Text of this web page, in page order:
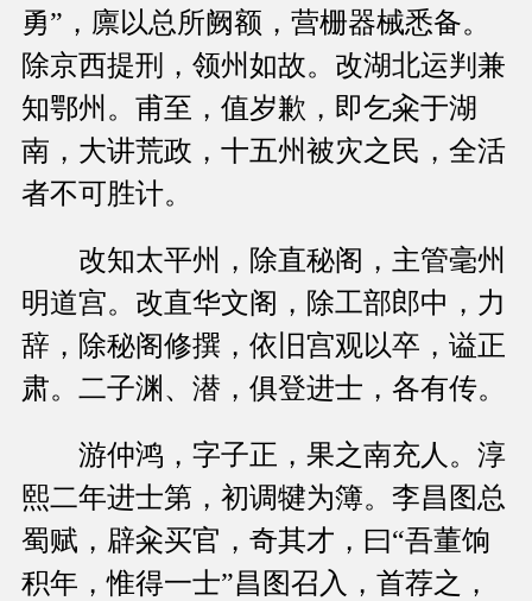
勇”，廪以总所阙额，营栅器械悉备。
除京西提刑，领州如故。改湖北运判兼
知鄂州。甫至，值岁歉，即乞籴于湖
南，大讲荒政，十五州被灾之民，全活
者不可胜计。
改知太平州，除直秘阁，主管毫州
明道宫。改直华文阁，除工部郎中，力
辞，除秘阁修撰，依旧宫观以卒，谥正
肃。二子渊、潜，俱登进士，各有传。
游仲鸿，字子正，果之南充人。淳
熙二年进士第，初调犍为簿。李昌图总
蜀赋，辟籴买官，奇其才，曰“吾董饷
积年，惟得一士”昌图召入，首荐之，